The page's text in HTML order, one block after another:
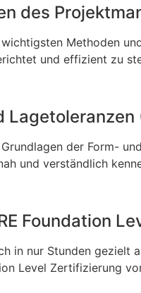
des
Methoden
und effizient zu
Lagetoleranzen
der Form-
und verständlich
Foundation
in nur Stunden gezielt
Level Zertifizierung